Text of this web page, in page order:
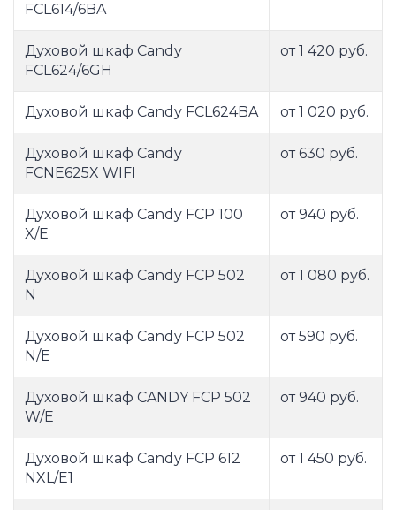
FCL614/6BA
Духовой шкаф Candy
FCL624/6GH
от 1 420 руб.
Духовой шкаф Candy FCL624BA от 1 020 руб.
Духовой шкаф Candy
FCNE625X WIFI
от 630 руб.
Духовой шкаф Candy FCP 100
X/E
от 940 руб.
Духовой шкаф Candy FCP 502
N
от 1 080 руб.
Духовой шкаф Candy FCP 502
N/E
от 590 руб.
Духовой шкаф CANDY FCP 502
W/E
от 940 руб.
Духовой шкаф Candy FCP 612
NXL/E1
от 1 450 руб.